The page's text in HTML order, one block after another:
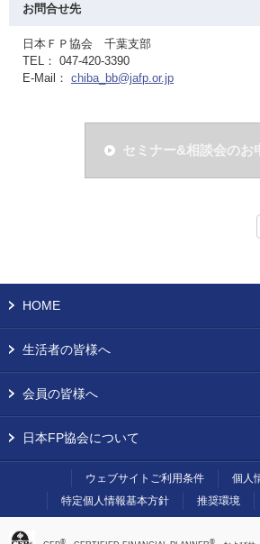
お問合せ先
日本ＦＰ協会 千葉支部
TEL： 047-420-3390
E-Mail： chiba_bb@jafp.or.jp
セミナー&相談会のお
HOME
生活者の皆様へ
会員の皆様へ
日本FP協会について
ウェブサイトご利用条件
個人
特定個人情報基本方針
推奨環境
® ®